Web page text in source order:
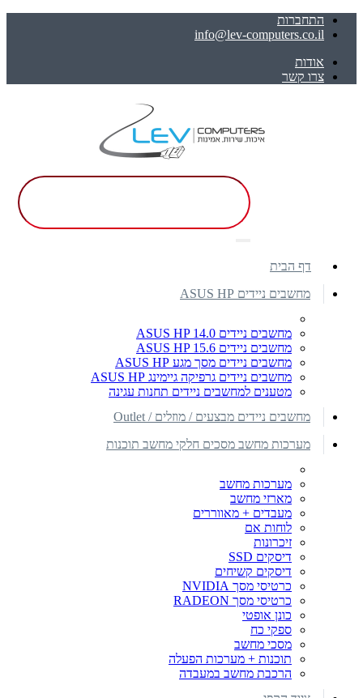
התחברות
info@lev-computers.co.il
אודות
צרו קשר
דף הבית
מחשבים ניידים ASUS HP
מחשבים ניידים ASUS HP 14.0
מחשבים ניידים ASUS HP 15.6
מחשבים ניידים מסך מגע ASUS HP
מחשבים ניידים גרפיקה גיימינג ASUS HP
מטענים למחשבים ניידים תחנות עגינה
מחשבים ניידים מבצעים / מוזלים / Outlet
מערכות מחשב מסכים חלקי מחשב תוכנות
מערכות מחשב
מארזי מחשב
מעבדים + מאווררים
לוחות אם
זיכרונות
דיסקים SSD
דיסקים קשיחים
כרטיסי מסך NVIDIA
כרטיסי מסך RADEON
כונן אופטי
ספקי כח
מסכי מחשב
תוכנות + מערכות הפעלה
הרכבת מחשב במעבדה